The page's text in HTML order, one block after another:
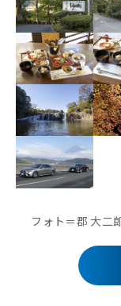
フォト＝郡 大